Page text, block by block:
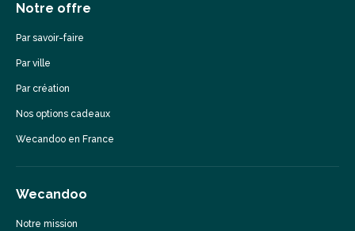
Notre offre
Par savoir-faire
Par ville
Par création
Nos options cadeaux
Wecandoo en France
Wecandoo
Notre mission